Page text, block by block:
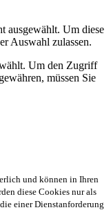
ausgewählt. Um diese
Auswahl zulassen.
Um den Zugriff
müssen Sie
und können in Ihren
diese Cookies nur als
einer Dienstanforderung